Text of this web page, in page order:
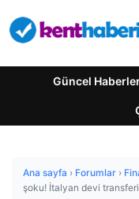
Güncel
Ana sayfa › Forumlar ›
şoku! İtalyan devi